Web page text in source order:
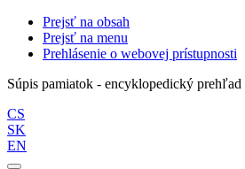
Prejsť na obsah
Prejsť na menu
Prehlásenie o webovej prístupnosti
Súpis pamiatok - encyklopedický prehľad
CS
SK
EN